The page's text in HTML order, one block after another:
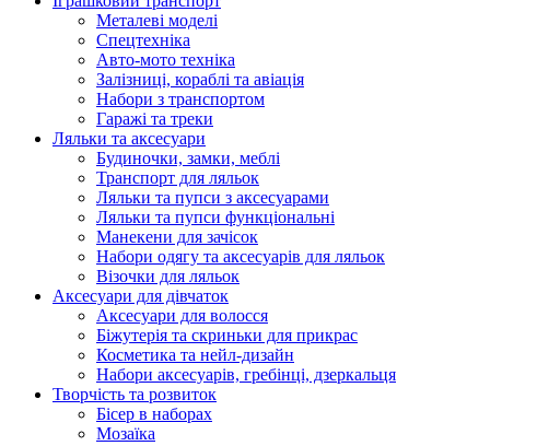
Металеві моделі
Спецтехніка
Авто-мото техніка
Залізниці, кораблі та авіація
Набори з транспортом
Гаражі та треки
Ляльки та аксесуари
Будиночки, замки, меблі
Транспорт для ляльок
Ляльки та пупси з аксесуарами
Ляльки та пупси функціональні
Манекени для зачісок
Набори одягу та аксесуарів для ляльок
Візочки для ляльок
Аксесуари для дівчаток
Аксесуари для волосся
Біжутерія та скриньки для прикрас
Косметика та нейл-дизайн
Набори аксесуарів, гребінці, дзеркальця
Творчість та розвиток
Бісер в наборах
Мозаїка